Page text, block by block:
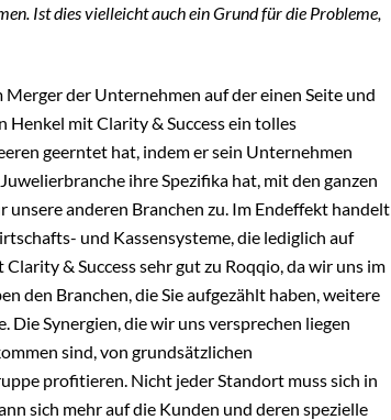
Ist dies vielleicht auch ein Grund für die Probleme,
der Unternehmen auf der einen Seite und
Henkel mit Clarity & Success ein tolles
geerntet hat, indem er sein Unternehmen
ihre Spezifika hat, mit den ganzen
anderen Branchen zu. Im Endeffekt handelt
und Kassensysteme, die lediglich auf
& Success sehr gut zu Roqqio, da wir uns im
den Branchen, die Sie aufgezählt haben, weitere
Die Synergien, die wir uns versprechen liegen
sind, von grundsätzlichen
profitieren. Nicht jeder Standort muss sich in
sich mehr auf die Kunden und deren spezielle